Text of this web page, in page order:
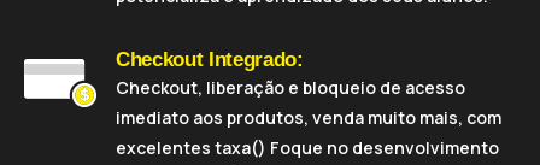
Checkout Integrado:
Checkout, liberação e bloqueio de acesso
imediato aos produtos, venda muito mais, com
excelentes taxa() Foque no desenvolvimento